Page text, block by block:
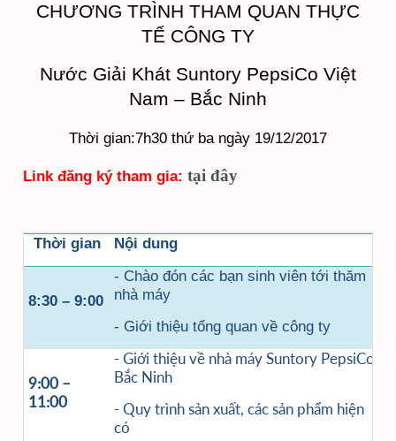
CHƯƠNG TRÌNH THAM QUAN THỰC
TẾ CÔNG TY
Nước Giải Khát Suntory PepsiCo Việt
Nam – Bắc Ninh
Thời gian:7h30 thứ ba ngày 19/12/2017
Link đăng ký tham gia: tại đây
Thời gian Nội dung
8:30 – 9:00
- Chào đón các bạn sinh viên tới thăm
nhà máy
- Giới thiệu tổng quan về công ty
9:00 –
11:00
- Giới thiệu về nhà máy Suntory PepsiCo
Bắc Ninh
- Quy trình sản xuất, các sản phẩm hiện
có